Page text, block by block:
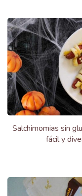
Salchimomias sin
fácil y